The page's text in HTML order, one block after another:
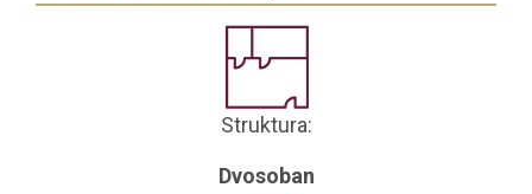
Struktura:
Dvosoban